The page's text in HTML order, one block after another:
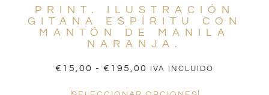
PRINT. ILUSTRACIÓN
GITANA ESPÍRITU CON
MANTÓN DE MANILA
NARANJA.
€ 15,00 - € 195,00 IVA INCLUIDO